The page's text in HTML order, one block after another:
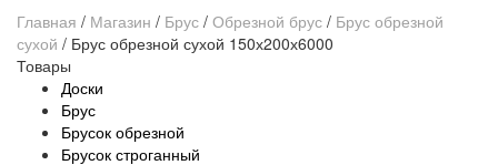
Главная / Магазин / Брус / Обрезной брус / Брус обрезной
сухой / Брус обрезной сухой 150х200х6000
Товары
Доски
Брус
Брусок обрезной
Брусок строганный